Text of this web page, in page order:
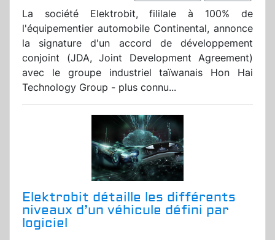
La société Elektrobit, fililale à 100% de
l'équipementier automobile Continental, annonce
la signature d'un accord de développement
conjoint (JDA, Joint Development Agreement)
avec le groupe industriel taïwanais Hon Hai
Technology Group - plus connu...
Elektrobit détaille les différents
niveaux d’un véhicule défini par
logiciel